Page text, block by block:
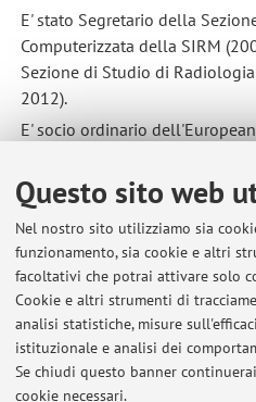
Questo sito web
Nel nostro sito utilizziamo sia
funzionamento, sia cookie e altri
facoltativi che potrai attivare solo
Cookie e altri strumenti di
analisi statistiche, misure
istituzionale e analisi dei
Se chiudi questo banner
cookie necessari.
E' stato Segretario della
Computerizzata della SIRM
Sezione di Studio di
2012).
E' socio ordinario
dell'European Society of
Radiological Society of North
E' reviewer per le riviste
Computers in Biology and
Radiology Research and Practice.
E' Autore di 332 pubblicazioni a
nazionali ed internazionali,
extenso, 23 capitoli di libri).